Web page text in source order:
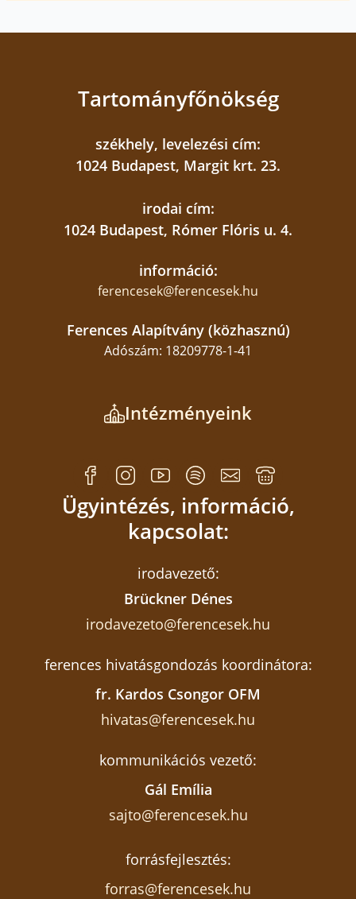
Tartományfőnökség
székhely, levelezési cím:
1024 Budapest, Margit krt. 23.
irodai cím:
1024 Budapest, Rómer Flóris u. 4.
információ:
ferencesek@ferencesek.hu
Ferences Alapítvány (közhasznú)
Adószám: 18209778-1-41
Intézményeink
Ügyintézés, információ,
kapcsolat:
irodavezető:
Brückner Dénes
irodavezeto@ferencesek.hu
ferences hivatásgondozás koordinátora:
fr. Kardos Csongor OFM
hivatas@ferencesek.hu
kommunikációs vezető:
Gál Emília
sajto@ferencesek.hu
forrásfejlesztés:
forras@ferencesek.hu